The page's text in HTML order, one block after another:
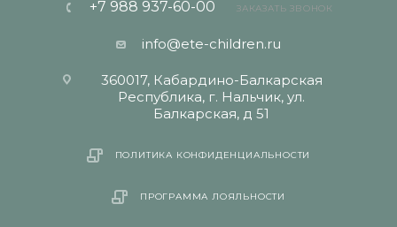
+7 988 937-60-00 ЗАКАЗАТЬ ЗВОНОК
info@ete-children.ru
360017, Кабардино-Балкарская
Республика, г. Нальчик, ул.
Балкарская, д 51
ПОЛИТИКА КОНФИДЕНЦИАЛЬНОСТИ
ПРОГРАММА ЛОЯЛЬНОСТИ